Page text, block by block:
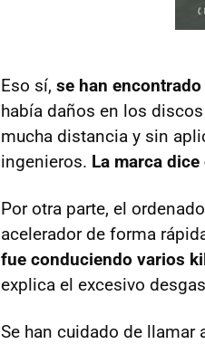
Eso sí, se han
había daños en los
mucha distancia y sin
ingenieros. La marca
Por otra parte, el
acelerador de forma
fue conduciendo varios
explica el excesivo
Se han cuidado de